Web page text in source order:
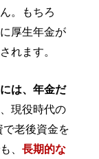
。もちろ
厚生年金が
れます。
は、年金だ
現役時代の
老後資金を
、長期的な